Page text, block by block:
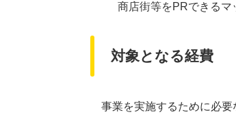
商店街等をPRできるマ
対象となる経費
事業を実施するために必要